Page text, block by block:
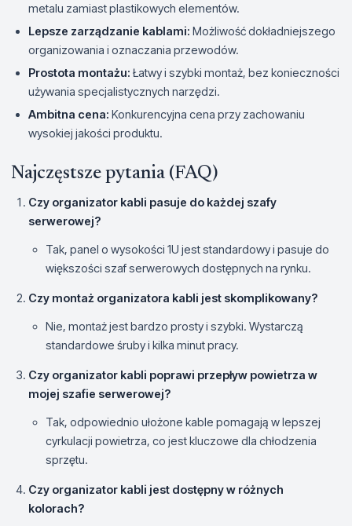
metalu zamiast plastikowych elementów.
Lepsze zarządzanie kablami: Możliwość dokładniejszego
organizowania i oznaczania przewodów.
Prostota montażu: Łatwy i szybki montaż, bez konieczności
używania specjalistycznych narzędzi.
Ambitna cena: Konkurencyjna cena przy zachowaniu
wysokiej jakości produktu.
Najczęstsze pytania (FAQ)
Czy organizator kabli pasuje do każdej szafy
serwerowej?
Tak, panel o wysokości 1U jest standardowy i pasuje do
większości szaf serwerowych dostępnych na rynku.
Czy montaż organizatora kabli jest skomplikowany?
Nie, montaż jest bardzo prosty i szybki. Wystarczą
standardowe śruby i kilka minut pracy.
Czy organizator kabli poprawi przepływ powietrza w
mojej szafie serwerowej?
Tak, odpowiednio ułożone kable pomagają w lepszej
cyrkulacji powietrza, co jest kluczowe dla chłodzenia
sprzętu.
Czy organizator kabli jest dostępny w różnych
kolorach?